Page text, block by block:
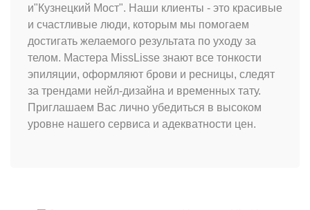
и"Кузнецкий Мост". Наши клиенты - это красивые
и счастливые люди, которым мы помогаем
достигать желаемого результата по уходу за
телом. Мастера MissLisse знают все тонкости
эпиляции, оформляют брови и ресницы, следят
за трендами нейл-дизайна и временных тату.
Приглашаем Вас лично убедиться в высоком
уровне нашего сервиса и адекватности цен.